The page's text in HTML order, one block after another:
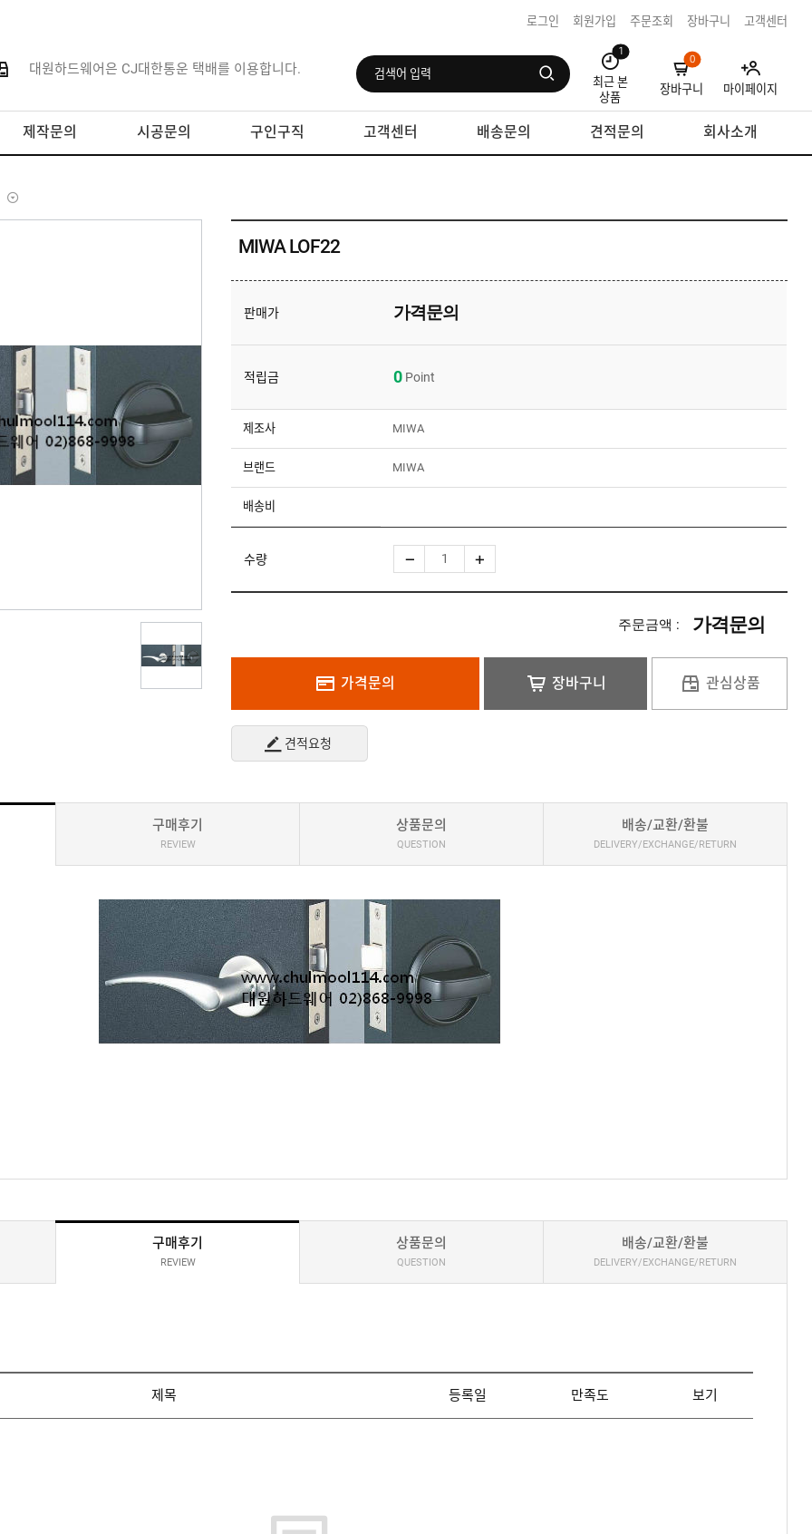
로그인 회원가입 주문조회 장바구니 고객센터
대원하드웨어은 CJ대한통운 택배를 이용합니다.
1
최근 본
상품
0
장바구니 마이페이지
제작문의 시공문의 구인구직 고객센터 배송문의 견적문의 회사소개
MIWA LOF22
판매가 가격문의
적립금 0 Point
제조사 MIWA
브랜드 MIWA
배송비
수량
주문금액 : 가격문의
가격문의 장바구니 관심상품
견적요청
구매후기
REVIEW
상품문의
QUESTION
배송/교환/환불
DELIVERY/EXCHANGE/RETURN
구매후기
REVIEW
상품문의
QUESTION
배송/교환/환불
DELIVERY/EXCHANGE/RETURN
제목 등록일 만족도 보기